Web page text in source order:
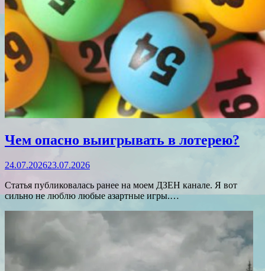
Чем опасно выигрывать в лотерею?
24.07.202623.07.2026
Статья публиковалась ранее на моем ДЗЕН канале. Я вот
сильно не люблю любые азартные игры.…